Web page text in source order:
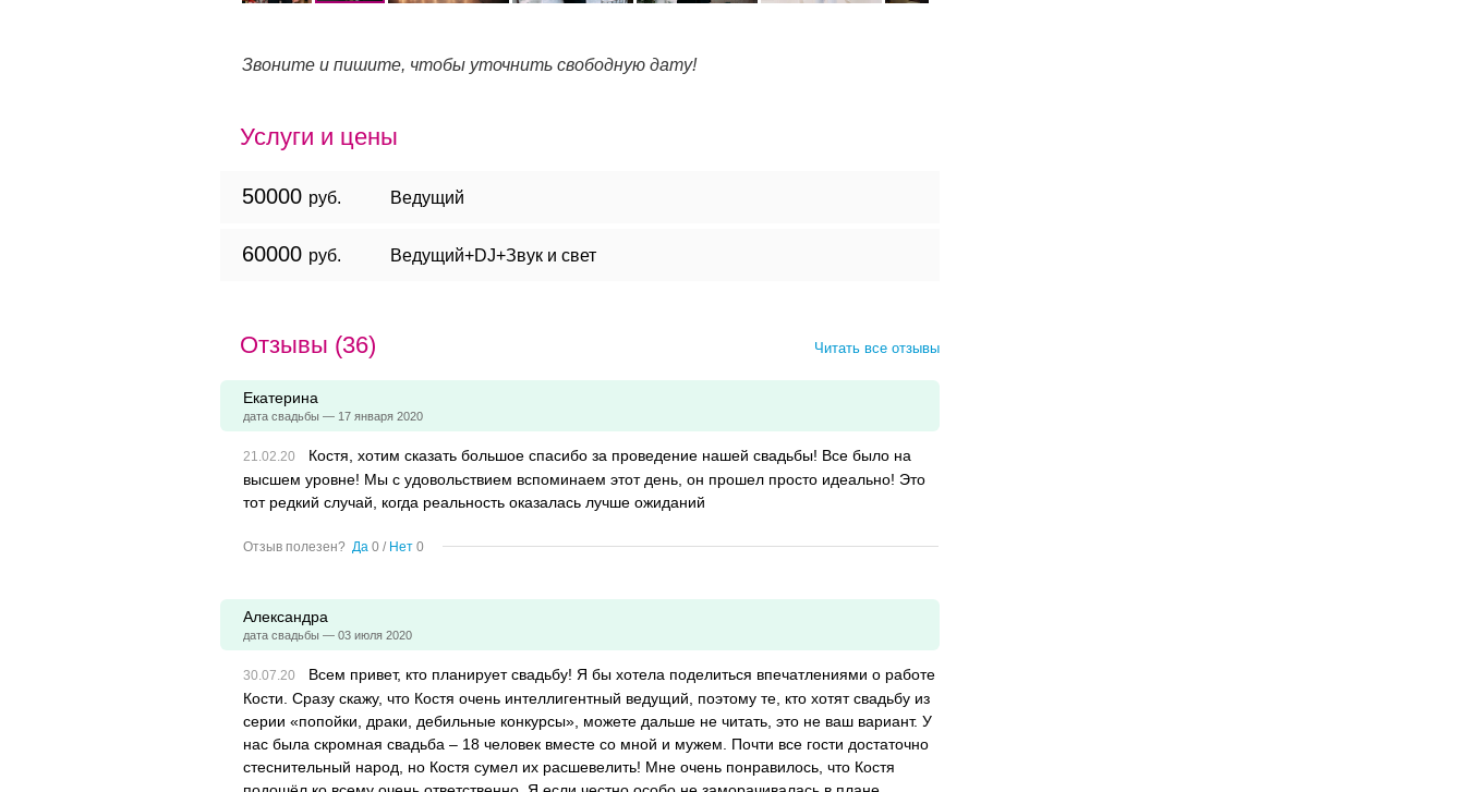
Звоните и пишите, чтобы уточнить свободную дату!
Услуги и цены
Ведущий
50000 руб.
Ведущий+DJ+Звук и свет
60000 руб.
Отзывы (36) Читать все отзывы
Екатерина
дата свадьбы — 17 января 2020
Костя, хотим сказать большое спасибо за проведение нашей свадьбы! Все было на
высшем уровне! Мы с удовольствием вспоминаем этот день, он прошел просто идеально! Это
тот редкий случай, когда реальность оказалась лучше ожиданий
Отзыв полезен? Да 0 / Нет 0
Александра
дата свадьбы — 03 июля 2020
Всем привет, кто планирует свадьбу! Я бы хотела поделиться впечатлениями о работе
Кости. Сразу скажу, что Костя очень интеллигентный ведущий, поэтому те, кто хотят свадьбу из
серии «попойки, драки, дебильные конкурсы», можете дальше не читать, это не ваш вариант. У
нас была скромная свадьба – 18 человек вместе со мной и мужем. Почти все гости достаточно
стеснительный народ, но Костя сумел их расшевелить! Мне очень понравилось, что Костя